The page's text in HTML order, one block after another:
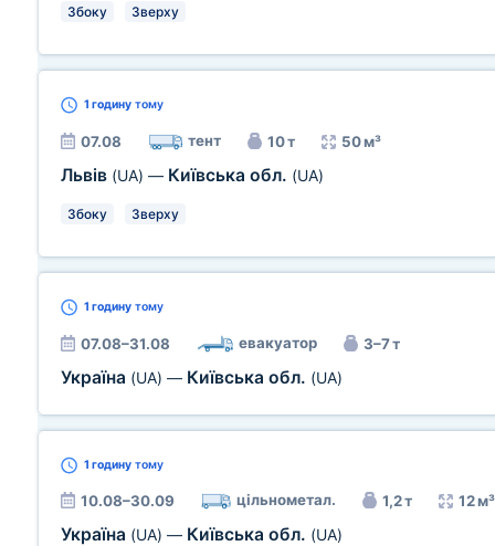
Збоку Зверху
1 годину тому
07.08 тент 10 т 50 м³
Львів (UA) — Київська обл. (UA)
Збоку Зверху
1 годину тому
07.08–31.08 евакуатор 3–7 т
Україна (UA) — Київська обл. (UA)
1 годину тому
10.08–30.09 цільнометал. 1,2 т 12 м³
Україна (UA) — Київська обл. (UA)